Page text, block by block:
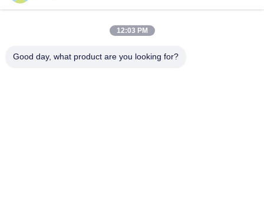
금색 웰드 스테인리스 스틸 링 메시 커튼 호텔 장식
스테인레스 스틸 체인 메일 금속 Mesh 커튼 0.53x3.81mm 소방
12:03 PM
Good day, what product are you looking for?